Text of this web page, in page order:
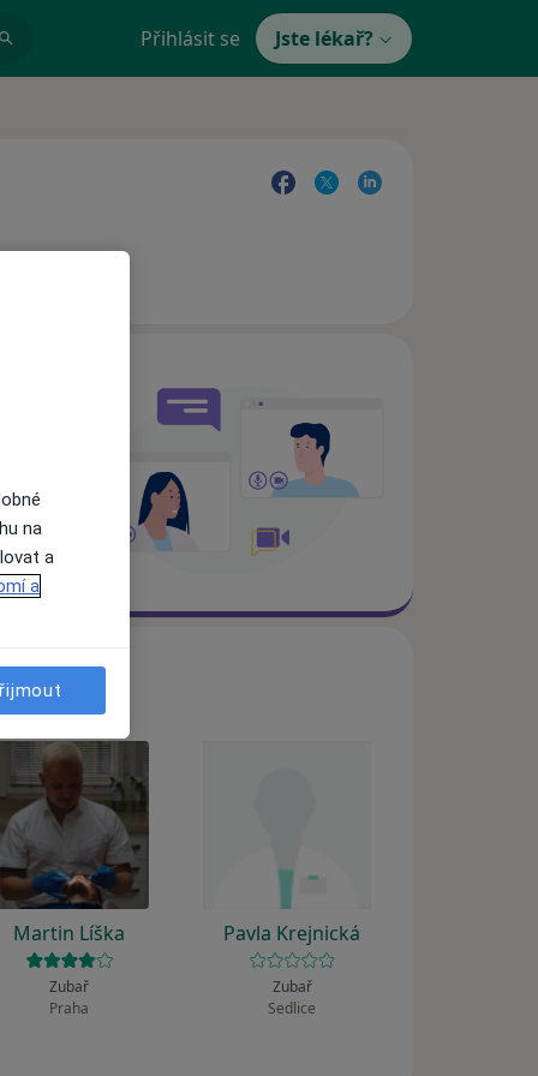
Přihlásit se Jste lékař?
Martin Líška
Zubař
Praha
Pavla Krejnická
Zubař
Sedlice
na
a
a